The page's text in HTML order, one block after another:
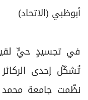
أبوظبي (الاتحاد)
في تجسيدٍ حيٍّ لقيم
تُشكّل إحدى
نظّمت جامعة محمد